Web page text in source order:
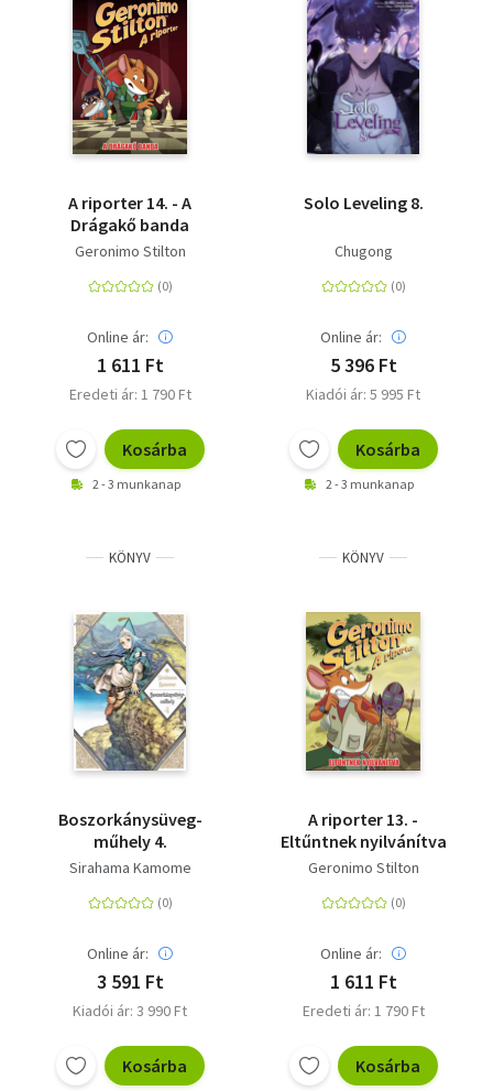
A riporter 14. - A
Drágakő banda
Geronimo Stilton
Online ár:
1 611 Ft
Eredeti ár: 1 790 Ft
Kosárba
2 - 3 munkanap
Solo Leveling 8.
Chugong
Online ár:
5 396 Ft
Kiadói ár: 5 995 Ft
Kosárba
2 - 3 munkanap
KÖNYV
Boszorkánysüveg-
műhely 4.
Sirahama Kamome
Online ár:
3 591 Ft
Kiadói ár: 3 990 Ft
Kosárba
KÖNYV
A riporter 13. -
Eltűntnek nyilvánítva
Geronimo Stilton
Online ár:
1 611 Ft
Eredeti ár: 1 790 Ft
Kosárba